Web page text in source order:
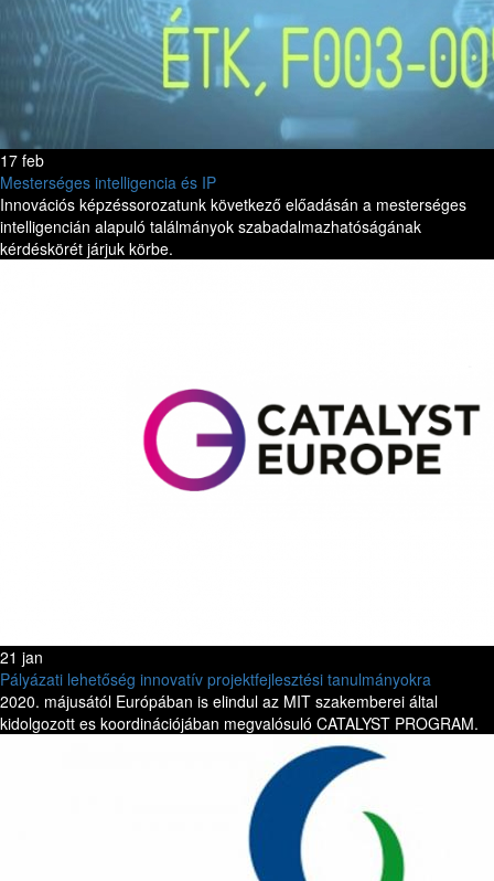
17 feb
Mesterséges intelligencia és IP
Innovációs képzéssorozatunk következő előadásán a mesterséges
intelligencián alapuló találmányok szabadalmazhatóságának
kérdéskörét járjuk körbe.
21 jan
Pályázati lehetőség innovatív projektfejlesztési tanulmányokra
2020. májusától Európában is elindul az MIT szakemberei által
kidolgozott es koordinációjában megvalósuló CATALYST PROGRAM.